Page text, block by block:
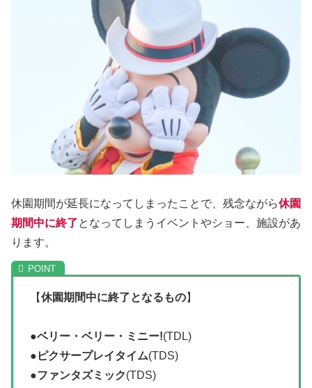
休園期間が延長になってしまったことで、残念ながら休園
期間中に終了となってしまうイベントやショー、施設があ
ります。
【休園期間中に終了となるもの】
●ベリー・ベリー・ミニー!(TDL)
● ピクサープレイタイム(TDS)
●ファンタズミック(TDS)